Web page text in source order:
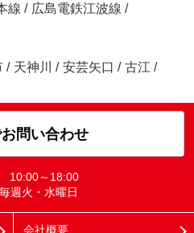
線 / 広島電鉄江波線 /
/ 天神川 / 安芸矢口 / 古江 /
問い合わせ
10:00～18:00
毎週火・水曜日
会社概要